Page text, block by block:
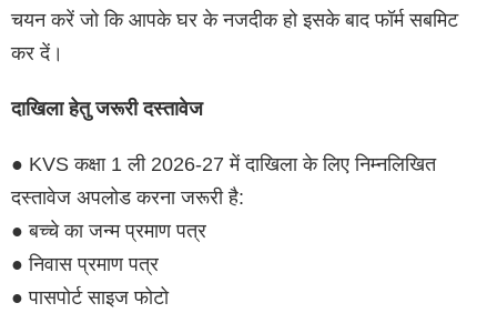
चयन करें जो कि आपके घर के नजदीक हो इसके बाद फॉर्म सबमिट
कर दें।
दाखिला हेतु जरूरी दस्तावेज
● KVS कक्षा 1 ली 2026-27 में दाखिला के लिए निम्नलिखित
दस्तावेज अपलोड करना जरूरी है:
● बच्चे का जन्म प्रमाण पत्र
● निवास प्रमाण पत्र
● पासपोर्ट साइज फोटो